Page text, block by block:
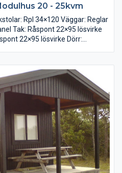
20 - 25kvm
Rpl 34×120 Väggar: Reglar
Tak: Råspont 22×95 lösvirke
22×95 lösvirke Dörr: